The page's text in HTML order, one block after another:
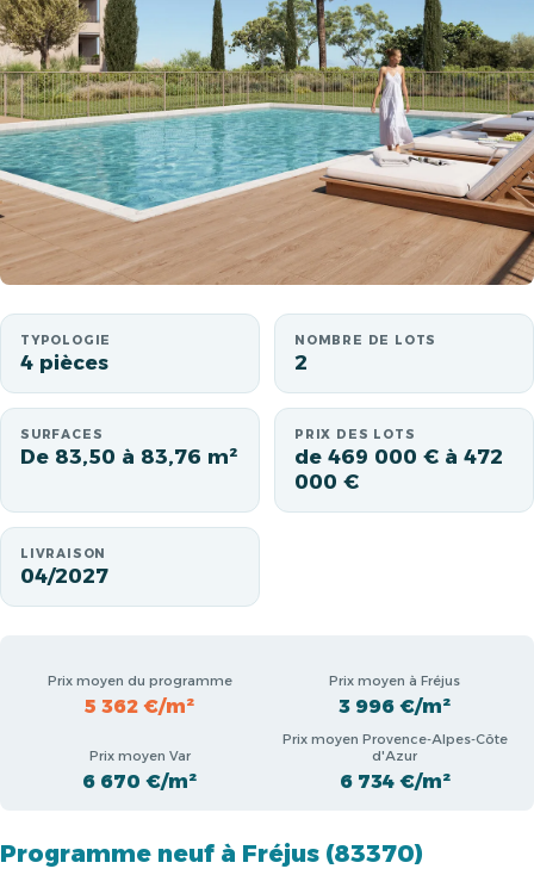
TYPOLOGIE
4 pièces
NOMBRE DE LOTS
2
SURFACES
De 83,50 à 83,76 m²
PRIX DES LOTS
de 469 000 € à 472
000 €
LIVRAISON
04/2027
Prix moyen du programme
5 362 €/m²
Prix moyen à Fréjus
3 996 €/m²
Prix moyen Var
6 670 €/m²
Prix moyen Provence-Alpes-Côte
d'Azur
6 734 €/m²
Programme neuf à Fréjus (83370)